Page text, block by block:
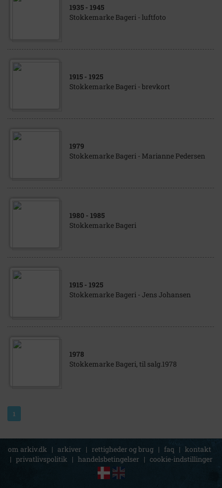
1935 - 1945
Stokkemarke Bageri - luftfoto
1915 - 1925
Stokkemarke Bageri - brevkort
1979
Stokkemarke Bageri - Marianne Pedersen
1980 - 1985
Stokkemarke Bageri
1915 - 1925
Stokkemarke Bageri - Jens Johansen
1978
Stokkemarke Bageri, til salg.1978
1
om arkiv.dk | arkiver | rettigheder og brug | faq | kontakt
| privatlivspolitik | handelsbetingelser | cookie-indstillinger